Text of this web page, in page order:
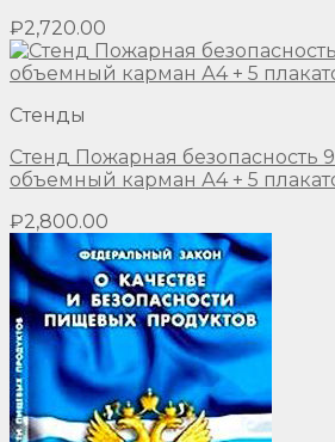
₽2,720.00
Стенды
Стенд Пожарная безопасность
объемный карман А4 + 5
₽2,800.00